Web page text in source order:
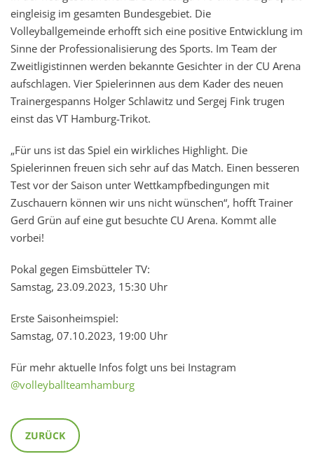
eingleisig im gesamten Bundesgebiet. Die
Volleyballgemeinde erhofft sich eine positive Entwicklung im
Sinne der Professionalisierung des Sports. Im Team der
Zweitligistinnen werden bekannte Gesichter in der CU Arena
aufschlagen. Vier Spielerinnen aus dem Kader des neuen
Trainergespanns Holger Schlawitz und Sergej Fink trugen
einst das VT Hamburg-Trikot.
„Für uns ist das Spiel ein wirkliches Highlight. Die
Spielerinnen freuen sich sehr auf das Match. Einen besseren
Test vor der Saison unter Wettkampfbedingungen mit
Zuschauern können wir uns nicht wünschen“, hofft Trainer
Gerd Grün auf eine gut besuchte CU Arena. Kommt alle
vorbei!
Pokal gegen Eimsbütteler TV:
Samstag, 23.09.2023, 15:30 Uhr
Erste Saisonheimspiel:
Samstag, 07.10.2023, 19:00 Uhr
Für mehr aktuelle Infos folgt uns bei Instagram
@volleyballteamhamburg
ZURÜCK